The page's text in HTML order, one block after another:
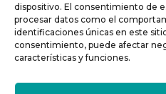
dispositivo. El consentimiento de
procesar datos como el
identificaciones únicas en este
consentimiento, puede afectar
características y funciones.
 I + D + i
 CONTACTO